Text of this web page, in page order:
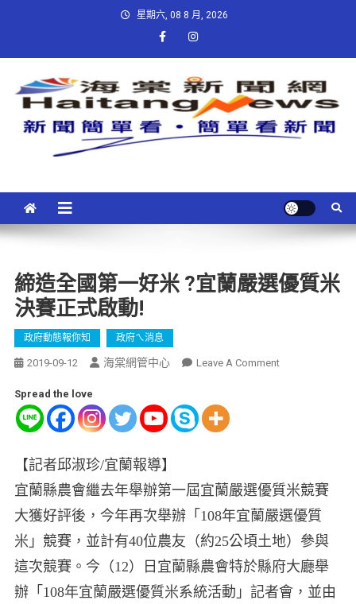
星期六, 08 8 月, 2026
締造全國第一好米 ?宜蘭嚴選優質米
決賽正式啟動!
政府動態報你知 政府ㄟ消息
2019-09-12 海棠網管中心 Leave A Comment
Spread the love
【記者邱淑珍/宜蘭報導】
宜蘭縣農會繼去年舉辦第一屆宜蘭嚴選優質米競賽
大獲好評後，今年再次舉辦「108年宜蘭嚴選優質
米」競賽，並計有40位農友（約25公頃土地）參與
這次競賽。今（12）日宜蘭縣農會特於縣府大廳舉
辦「108年宜蘭嚴選優質米系統活動」記者會，並由